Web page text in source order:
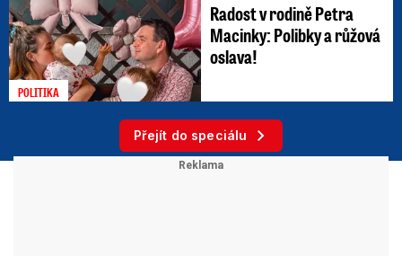
POLITIKA
Radost v rodině Petra
Macinky: Polibky a růžová
oslava!
Přejít do speciálu